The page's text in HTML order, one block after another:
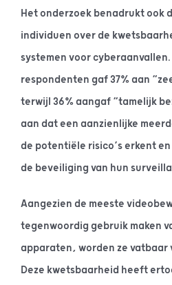
Het onderzoek benadrukt ook
individuen over de
systemen voor
respondenten gaf 37% aan
terwijl 36% aangaf “tamelijk
aan dat een aanzienlijke
de potentiële risico’s erkent
de beveiliging van hun
Aangezien de meeste
tegenwoordig gebruik maken
apparaten, worden ze vatbaar
Deze kwetsbaarheid heeft